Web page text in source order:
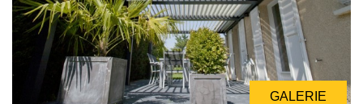
GALERIE